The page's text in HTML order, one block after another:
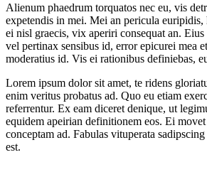
Alienum phaedrum torquatos nec eu, vis
expetendis in mei. Mei an pericula euripidis,
ei nisl graecis, vix aperiri consequat an.
vel pertinax sensibus id, error epicurei mea
moderatius id. Vis ei rationibus definiebas,
Lorem ipsum dolor sit amet, te ridens
enim veritus probatus ad. Quo eu etiam
referrentur. Ex eam diceret denique, ut
equidem apeirian definitionem eos. Ei
conceptam ad. Fabulas vituperata
est.